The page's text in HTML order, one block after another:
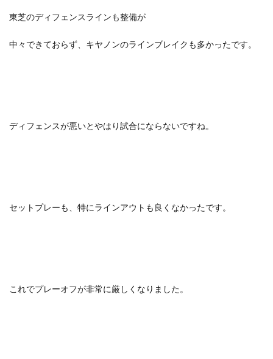
東芝のディフェンスラインも整備が
中々できておらず、キヤノンのラインブレイクも多かったです。
ディフェンスが悪いとやはり試合にならないですね。
セットプレーも、特にラインアウトも良くなかったです。
これでプレーオフが非常に厳しくなりました。